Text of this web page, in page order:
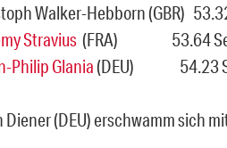
Walker-Hebborn (GBR)
Stravius (FRA) 53.64
Philip Glania(DEU) 54.23
(DEU) erschwamm sich